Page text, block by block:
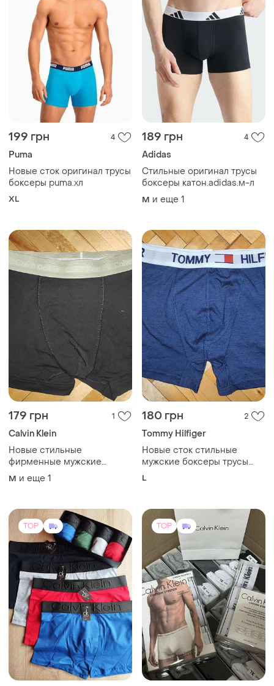
199 грн 4
Puma
Новые сток оригинал трусы
боксеры puma.хл
XL
189 грн 4
Adidas
Стильные оригинал трусы
боксеры катон.adidas.м-л
M и еще 1
179 грн 1
Calvin Klein
Новые стильные
фирменные мужские
боксеры-шорты черного
цвета от calvin klein
M и еще 1
180 грн 2
Tommy Hilfiger
Новые сток стильные
мужские боксеры трусы
выполнены брендом tommy
фирменным логотипом.л
L
TOP TOP